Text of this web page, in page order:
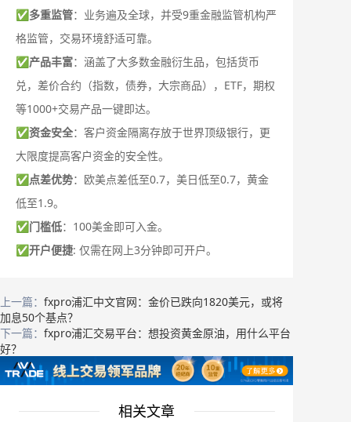
✅多重监管：业务遍及全球，并受9重金融监管机构严
格监管，交易环境舒适可靠。
✅产品丰富：涵盖了大多数金融衍生品，包括货币
兑，差价合约（指数，债券，大宗商品），ETF，期权
等1000+交易产品一键即达。
✅资金安全：客户资金隔离存放于世界顶级银行，更
大限度提高客户资金的安全性。
✅点差优势：欧美点差低至0.7，美日低至0.7，黄金
低至1.9。
✅门槛低：100美金即可入金。
✅开户便捷: 仅需在网上3分钟即可开户。
上一篇： fxpro浦汇中文官网：金价已跌向1820美元，或将
加息50个基点？
下一篇： fxpro浦汇交易平台：想投资黄金原油，用什么平台
好？
相关文章